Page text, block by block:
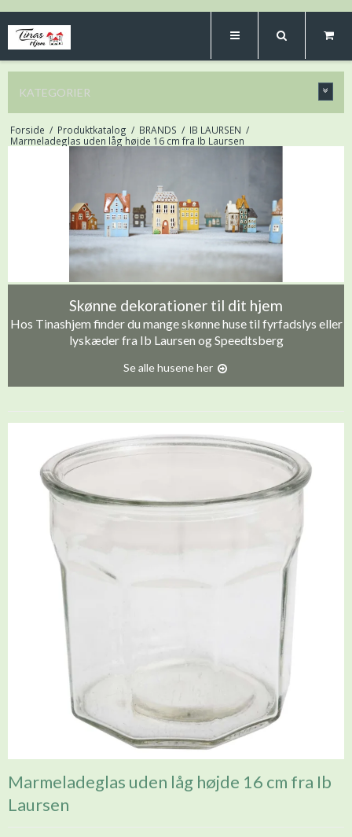
KATEGORIER
Forside / Produktkatalog / BRANDS / IB LAURSEN /
Marmeladeglas uden låg højde 16 cm fra Ib Laursen
Skønne dekorationer til dit hjem
Hos Tinashjem finder du mange skønne huse til fyrfadslys eller
lyskæder fra Ib Laursen og Speedtsberg
Se alle husene her
Marmeladeglas uden låg højde 16 cm fra Ib
Laursen